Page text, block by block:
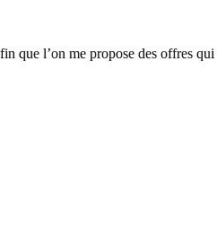
que l’on me propose des offres